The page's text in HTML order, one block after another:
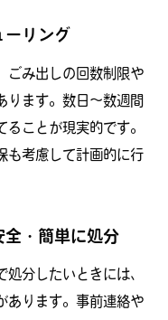
ーリング
ごみ出しの回数制限や
ります。数日〜数週間
ことが現実的です。
も考慮して計画的に行
全・簡単に処分
分したいときには、
あります。事前連絡や